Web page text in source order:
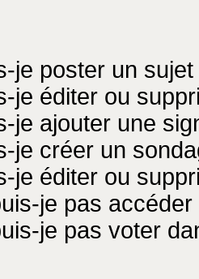
je poster un
je éditer ou
je ajouter une
je créer un
je éditer ou
je pas
je pas voter